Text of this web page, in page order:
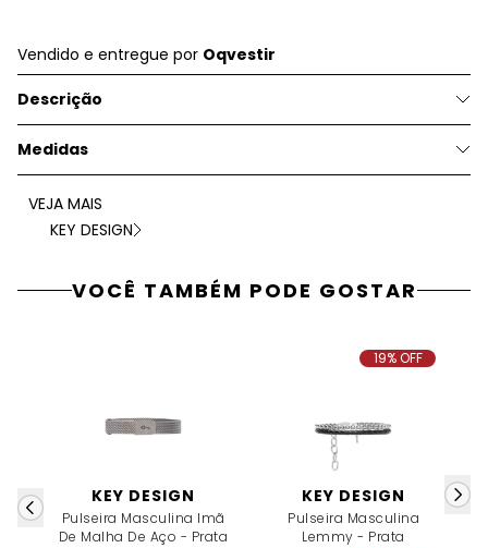
Vendido e entregue por Oqvestir
Descrição
Medidas
VEJA MAIS
KEY DESIGN
VOCÊ TAMBÉM PODE GOSTAR
KEY DESIGN
Pulseira Masculina Imã
De Malha De Aço - Prata
KEY DESIGN
Pulseira Masculina
Lemmy - Prata
19% OFF